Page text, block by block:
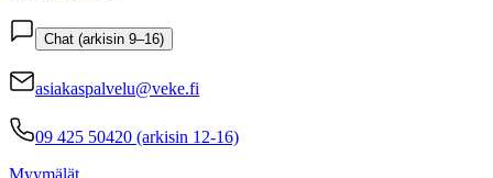
Chat (arkisin 9–16)
asiakaspalvelu@veke.fi
09 425 50420 (arkisin 12-16)
Myymälät